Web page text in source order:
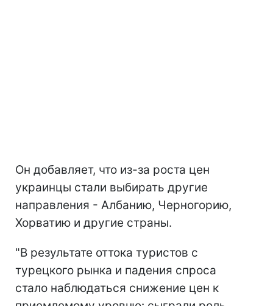
Он добавляет, что из-за роста цен
украинцы стали выбирать другие
направления - Албанию, Черногорию,
Хорватию и другие страны.
"В результате оттока туристов с
турецкого рынка и падения спроса
стало наблюдаться снижение цен к